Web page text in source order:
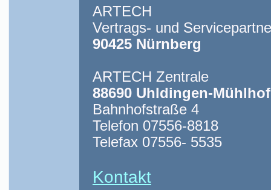
ARTECH
Vertrags- und
90425 Nürnberg
ARTECH Zentrale
88690 Uhldingen-
Bahnhofstraße 4
Telefon 07556-8818
Telefax 07556- 5535
Kontakt